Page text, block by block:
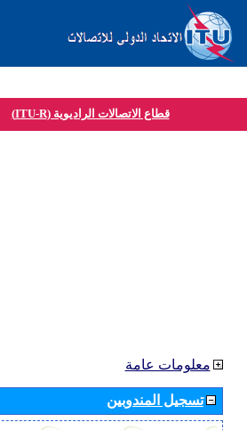
قطاع الاتصالات الراديوية (ITU-R)
معلومات عامة
تسجيل المندوبين